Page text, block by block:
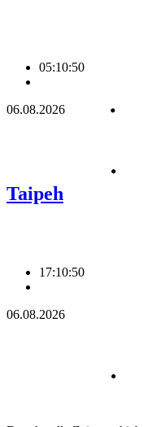
05:10:51
06.08.2026
Taipeh
17:10:51
06.08.2026